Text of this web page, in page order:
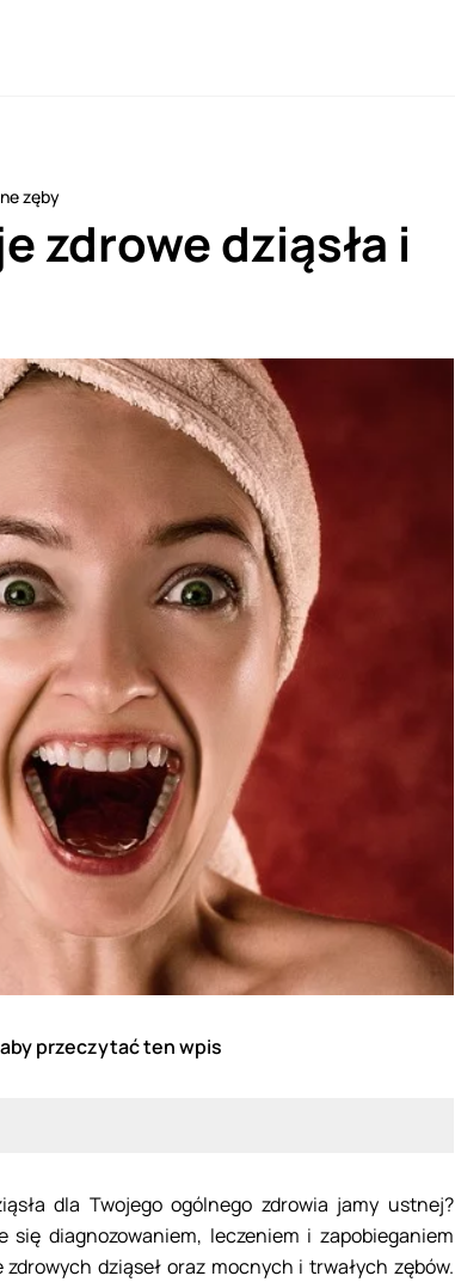
zęby
zdrowe dziąsła i
przeczytać ten wpis
dla Twojego ogólnego zdrowia jamy ustnej?
diagnozowaniem, leczeniem i zapobieganiem
dziąseł oraz mocnych i trwałych zębów.